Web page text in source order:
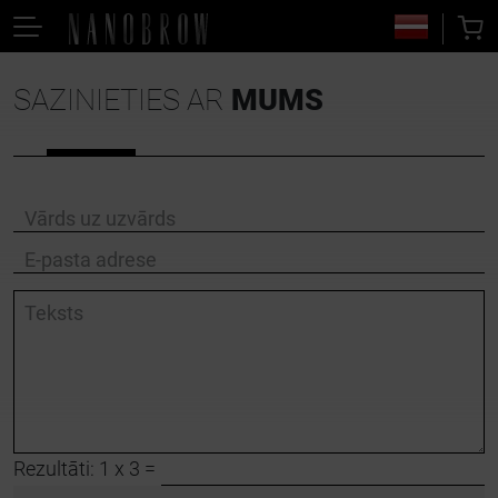
SAZINIETIES AR MUMS
Vārds uz uzvārds
E-pasta adrese
Teksts
Rezultāti: 1 x 3 =